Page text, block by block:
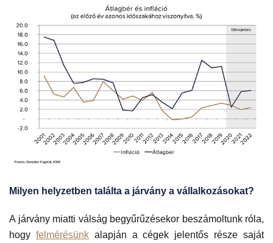
Milyen helyzetben találta a járvány a vállalkozásokat?
A járvány miatti válság begyűrűzésekor beszámoltunk róla,
hogy felmérésünkalapján a cégek jelentős része saját